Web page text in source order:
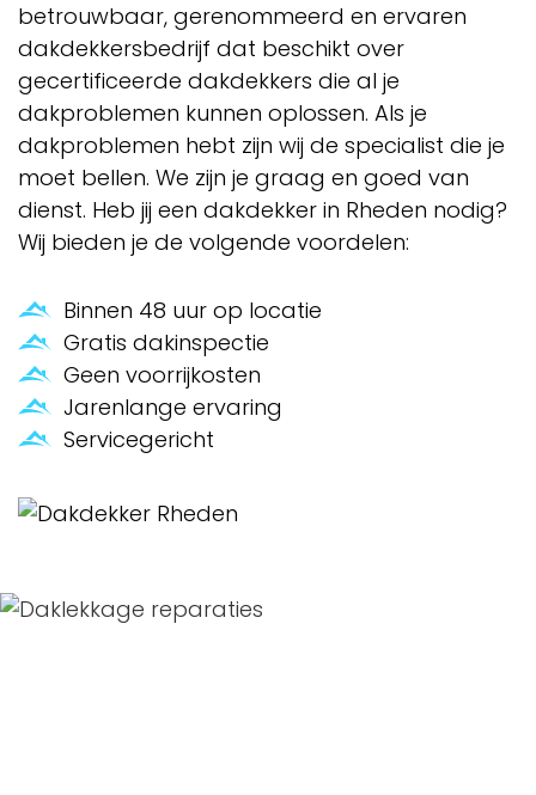
betrouwbaar, gerenommeerd en ervaren
dakdekkersbedrijf dat beschikt over
gecertificeerde dakdekkers die al je
dakproblemen kunnen oplossen. Als je
dakproblemen hebt zijn wij de specialist die je
moet bellen. We zijn je graag en goed van
dienst. Heb jij een dakdekker in Rheden nodig?
Wij bieden je de volgende voordelen:
Binnen 48 uur op locatie
Gratis dakinspectie
Geen voorrijkosten
Jarenlange ervaring
Servicegericht